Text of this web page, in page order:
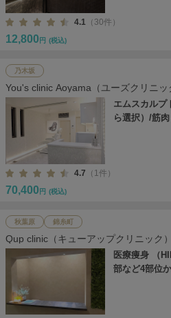
4.1 （30件）
12,800 円 (税込)
乃木坂
You's clinic Aoyama（ユーズクリニッ
エムスカルプ
ら選択）/筋
4.7 （1件）
70,400 円 (税込)
秋葉原 錦糸町
Qup clinic（キューアップクリニック）
医療痩身 （
部など4部位